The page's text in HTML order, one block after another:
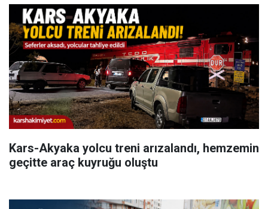
Kars-Akyaka yolcu treni arızalandı, hemzemin
geçitte araç kuyruğu oluştu